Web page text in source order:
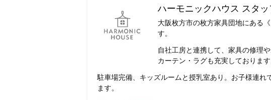
ハーモニックハウス スタッ
大阪枚方市の枚方家具団地にある
す。
自社工房と連携して、家具の修理
カーテン・ラグも充実しております
駐車場完備、キッズルームと授乳室あり。お子様連れ
ます。